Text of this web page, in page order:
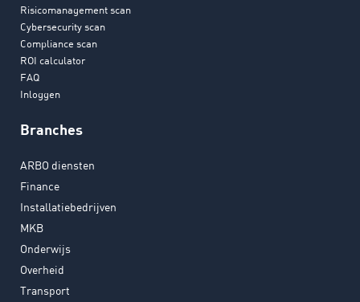
Risicomanagement scan
Cybersecurity scan
Compliance scan
ROI calculator
FAQ
Inloggen
Branches
ARBO diensten
Finance
Installatiebedrijven
MKB
Onderwijs
Overheid
Transport